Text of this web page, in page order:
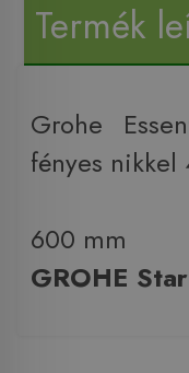
Termék
Grohe
fényes nikkel
600 mm
GROHE